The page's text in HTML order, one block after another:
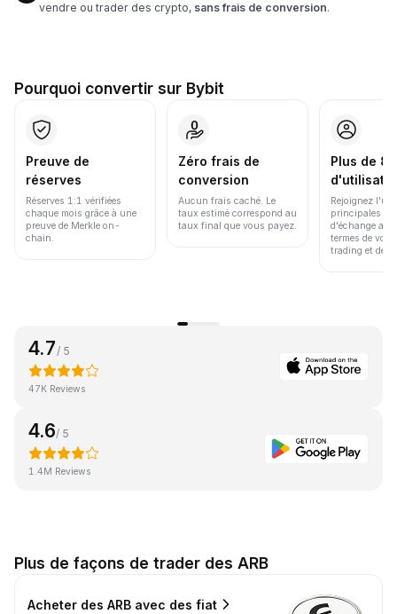
vendre ou trader des crypto, sans frais de conversion.
Pourquoi convertir sur Bybit
Preuve de
réserves
Réserves 1:1 vérifiées
chaque mois grâce à une
preuve de Merkle on-
chain.
Zéro frais de
conversion
Aucun frais caché. Le
taux estimé correspond au
taux final que vous payez.
Plus de
Rejoignez
principales
d'échange au
termes de
trading et de
4.7 / 5
47K Reviews
4.6/ 5
1.4M Reviews
Plus de façons de trader des ARB
Acheter des ARB avec des fiat